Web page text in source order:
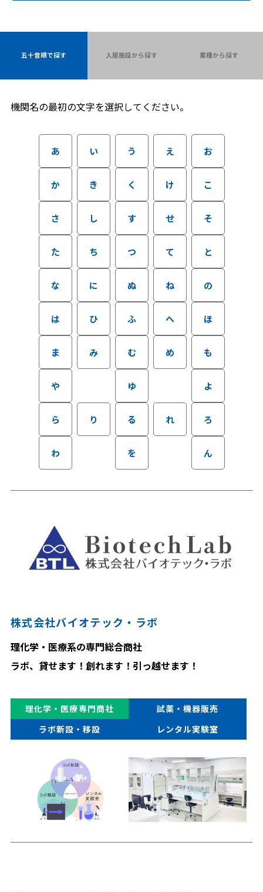
五十音順で探す 入居施設から探す 業種から探す
機関名の最初の文字を選択してください。
あ い う え お
か き く け こ
さ し す せ そ
た ち つ て と
な に ぬ ね の
は ひ ふ へ ほ
ま み む め も
や ゆ よ
ら り る れ ろ
わ を ん
株式会社バイオテック・ラボ
理化学・医療系の専門総合商社
ラボ、貸せます！創れます！引っ越せます！
理化学・医療専門商社
試薬・機器販売
ラボ新設・移設
レンタル実験室